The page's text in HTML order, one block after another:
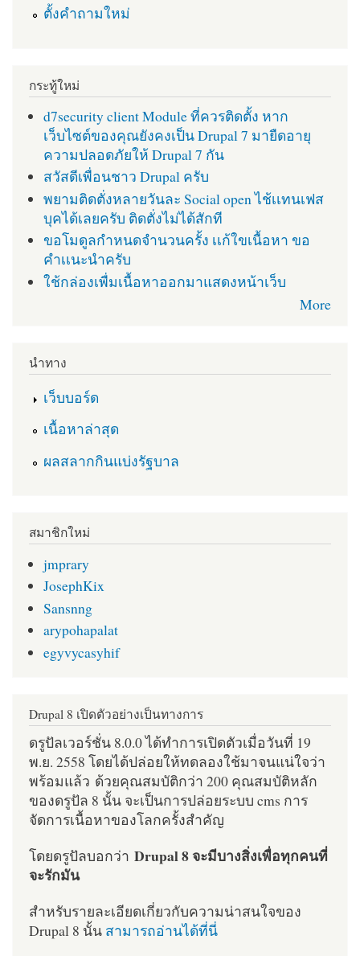
ตั้งคำถามใหม่
กระทู้ใหม่
d7security client Module ที่ควรติดตั้ง หาก
เว็บไซต์ของคุณยังคงเป็น Drupal 7 มายืดอายุ
ความปลอดภัยให้ Drupal 7 กัน
สวัสดีเพื่อนชาว Drupal ครับ
พยามติดตั่งหลายวันละ Social open ไช้เเทนเฟส
บุคได้เลยครับ ติดตั่งไม่ได้สักที
ขอโมดูลกำหนดจำนวนครั้ง เเก้ใขเนื้อหา ขอ
คำเเนะนำครับ
ใช้กล่องเพื่มเนื้อหาออกมาแสดงหน้าเว็บ
More
นำทาง
เว็บบอร์ด
เนื้อหาล่าสุด
ผลสลากกินแบ่งรัฐบาล
สมาชิกใหม่
jmprary
JosephKix
Sansnng
arypohapalat
egyvycasyhif
Drupal 8 เปิดตัวอย่างเป็นทางการ
ดรูปัลเวอร์ชั่น 8.0.0 ได้ทำการเปิดตัวเมื่อวันที่ 19
พ.ย. 2558 โดยได้ปล่อยให้ทดลองใช้มาจนแน่ใจว่า
พร้อมแล้ว ด้วยคุณสมบัติกว่า 200 คุณสมบัติหลัก
ของดรูปัล 8 นั้น จะเป็นการปล่อยระบบ cms การ
จัดการเนื้อหาของโลกครั้งสำคัญ
โดยดรูปัลบอกว่า Drupal 8 จะมีบางสิ่งเพื่อทุกคนที่
จะรักมัน
สำหรับรายละเอียดเกี่ยวกับความน่าสนใจของ
Drupal 8 นั้น สามารถอ่านได้ที่นี่